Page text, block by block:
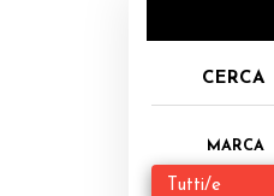
CERCA
MARCA